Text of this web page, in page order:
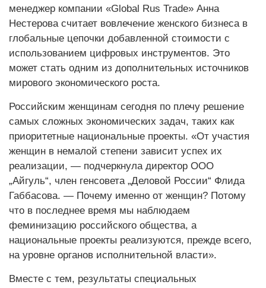
менеджер компании «Global Rus Trade» Анна
Нестерова считает вовлечение женского бизнеса в
глобальные цепочки добавленной стоимости с
использованием цифровых инструментов. Это
может стать одним из дополнительных источников
мирового экономического роста.
Российским женщинам сегодня по плечу решение
самых сложных экономических задач, таких как
приоритетные национальные проекты. «От участия
женщин в немалой степени зависит успех их
реализации, — подчеркнула директор ООО
„Айгуль“, член генсовета „Деловой России“ Флида
Габбасова. — Почему именно от женщин? Потому
что в последнее время мы наблюдаем
феминизацию российского общества, а
национальные проекты реализуются, прежде всего,
на уровне органов исполнительной власти».
Вместе с тем, результаты специальных